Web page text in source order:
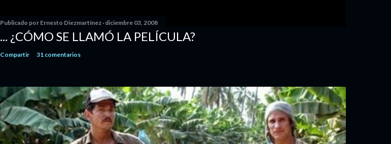
Publicado por Ernesto Diezmartínez diciembre 03, 2008
... ¿CÓMO SE LLAMÓ LA PELÍCULA?
Compartir 31 comentarios